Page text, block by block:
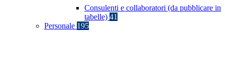
Consulenti e collaboratori (da pubblicare in
tabelle) 41
Personale 195